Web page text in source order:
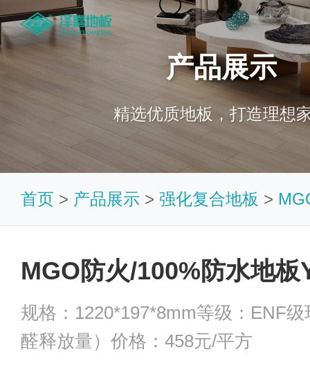
产品展示
精选优质地板，打造理想
首页 > 产品展示 > 强化复合地板 >
MGO防火/100%防水地板
规格：1220*197*8mm等级：ENF
醛释放量）价格：458元/平方